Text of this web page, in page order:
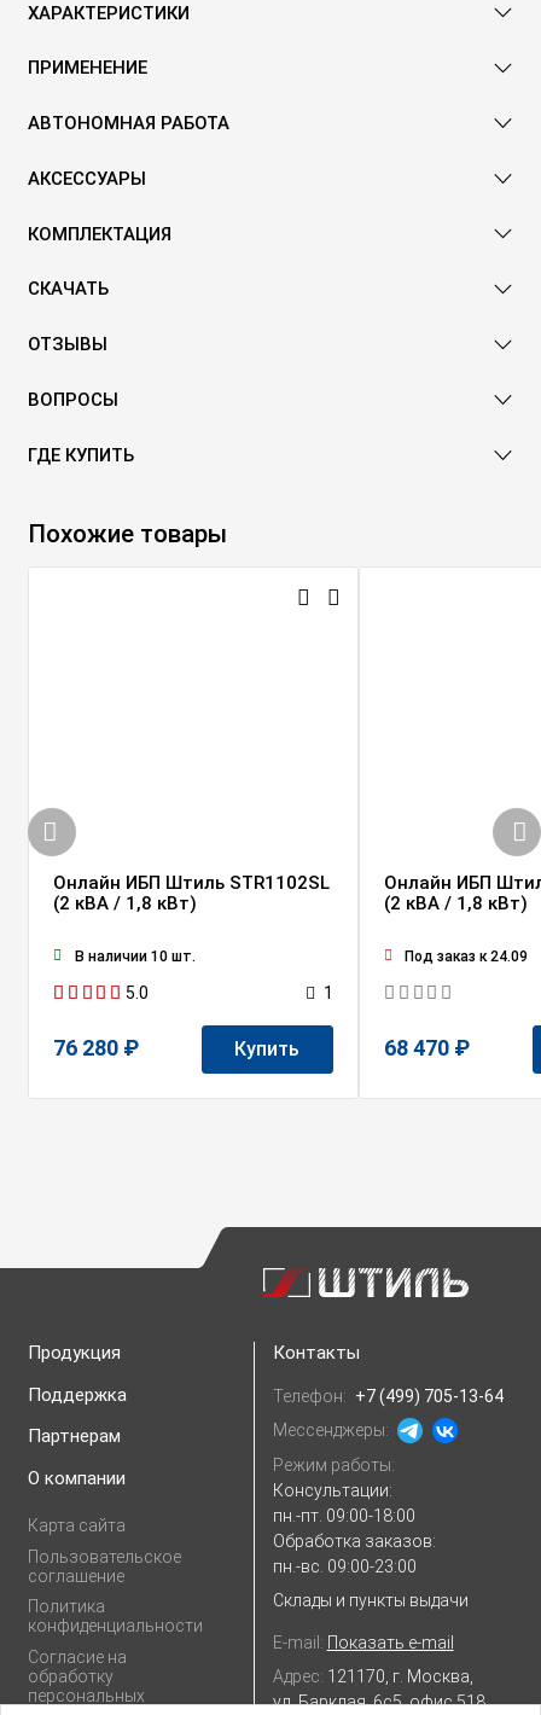
ХАРАКТЕРИСТИКИ
ПРИМЕНЕНИЕ
АВТОНОМНАЯ РАБОТА
АКСЕССУАРЫ
КОМПЛЕКТАЦИЯ
СКАЧАТЬ
ОТЗЫВЫ
ВОПРОСЫ
ГДЕ КУПИТЬ
Похожие товары
Онлайн ИБП Штиль STR1102SL
(2 кВА / 1,8 кВт)
В наличии 10 шт.
5.0 1
76 280 ₽ Купить
Онлайн ИБП
(2 кВА / 1,8 кВт)
Под заказ к 24.09
68 470 ₽
Продукция
Поддержка
Партнерам
О компании
Карта сайта
Пользовательское
соглашение
Политика
конфиденциальности
Согласие на
обработку
персональных
Контакты
Телефон: +7 (499) 705-13-64
Мессенджеры:
Режим работы:
Консультации:
пн.-пт. 09:00-18:00
Обработка заказов:
пн.-вс. 09:00-23:00
Склады и пункты выдачи
E-mail: Показать e-mail
Адрес: 121170, г. Москва,
ул. Барклая, 6с5, офис 518